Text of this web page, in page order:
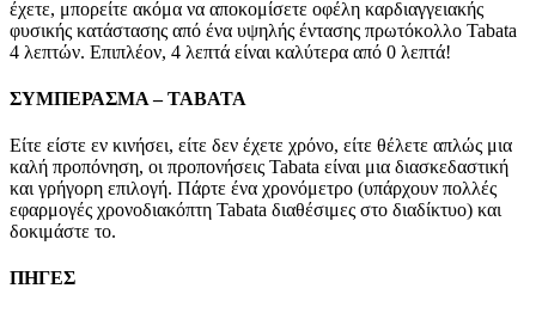
έχετε, μπορείτε ακόμα να αποκομίσετε οφέλη καρδιαγγειακής
φυσικής κατάστασης από ένα υψηλής έντασης πρωτόκολλο Tabata
4 λεπτών. Επιπλέον, 4 λεπτά είναι καλύτερα από 0 λεπτά!
ΣΥΜΠΕΡΑΣΜΑ – TABATA
Είτε είστε εν κινήσει, είτε δεν έχετε χρόνο, είτε θέλετε απλώς μια
καλή προπόνηση, οι προπονήσεις Tabata είναι μια διασκεδαστική
και γρήγορη επιλογή. Πάρτε ένα χρονόμετρο (υπάρχουν πολλές
εφαρμογές χρονοδιακόπτη Tabata διαθέσιμες στο διαδίκτυο) και
δοκιμάστε το.
ΠΗΓΕΣ